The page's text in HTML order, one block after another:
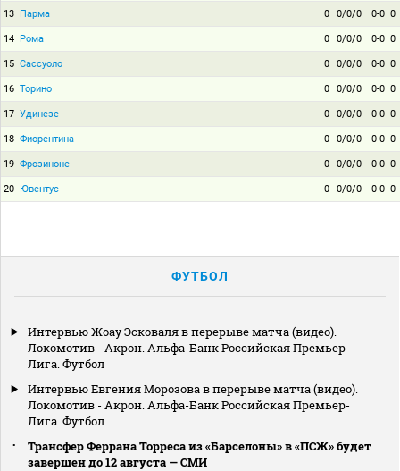
13 Парма 0 0/0/0 0-0 0
14 Рома 0 0/0/0 0-0 0
15 Сассуоло 0 0/0/0 0-0 0
16 Торино 0 0/0/0 0-0 0
17 Удинезе 0 0/0/0 0-0 0
18 Фиорентина 0 0/0/0 0-0 0
19 Фрозиноне 0 0/0/0 0-0 0
20 Ювентус 0 0/0/0 0-0 0
ФУТБОЛ
Интервью Жоау Эсковаля в перерыве матча (видео).
Локомотив - Акрон. Альфа-Банк Российская Премьер-
Лига. Футбол
Интервью Евгения Морозова в перерыве матча (видео).
Локомотив - Акрон. Альфа-Банк Российская Премьер-
Лига. Футбол
Трансфер Феррана Торреса из «Барселоны» в «ПСЖ» будет
завершен до 12 августа — СМИ